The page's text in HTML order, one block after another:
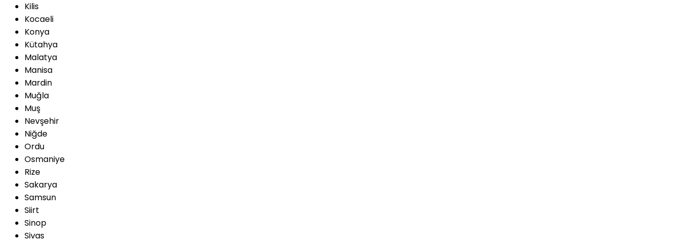
Kilis
Kocaeli
Konya
Kütahya
Malatya
Manisa
Mardin
Muğla
Muş
Nevşehir
Niğde
Ordu
Osmaniye
Rize
Sakarya
Samsun
Siirt
Sinop
Sivas